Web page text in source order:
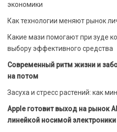
экономики
Как технологии меняют рынок
Какие мази помогают при зуде
выбору эффективного средства
Современный ритм жизни и
на потом
Засуха и стресс растений: как
Apple готовит выход на рынок
линейкой носимой электроники